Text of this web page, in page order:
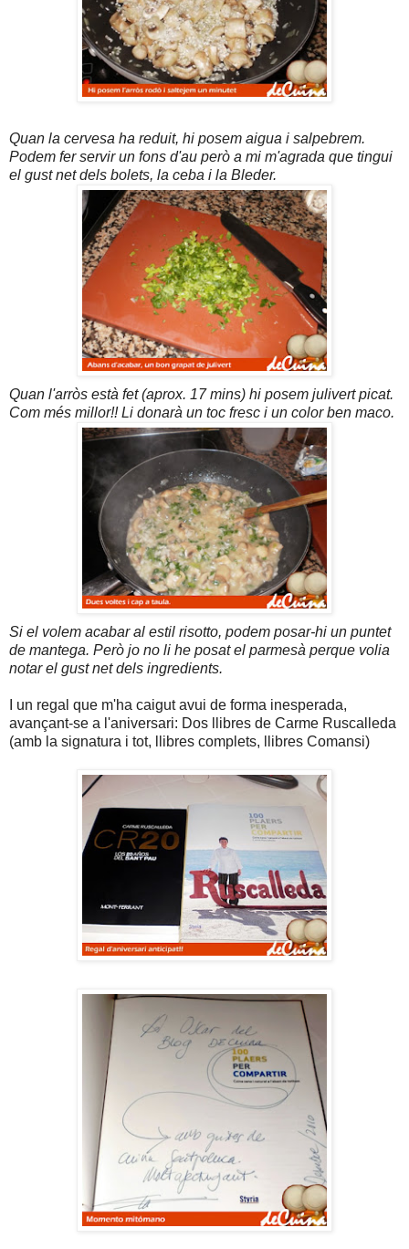
Quan la cervesa ha reduit, hi posem aigua i salpebrem.
Podem fer servir un fons d'au però a mi m'agrada que tingui
el gust net dels bolets, la ceba i la Bleder.
Quan l'arròs està fet (aprox. 17 mins) hi posem julivert picat.
Com més millor!! Li donarà un toc fresc i un color ben maco.
Si el volem acabar al estil risotto, podem posar-hi un puntet
de mantega. Però jo no li he posat el parmesà perque volia
notar el gust net dels ingredients.
I un regal que m'ha caigut avui de forma inesperada,
avançant-se a l'aniversari: Dos llibres de Carme Ruscalleda
(amb la signatura i tot, llibres complets, llibres Comansi)